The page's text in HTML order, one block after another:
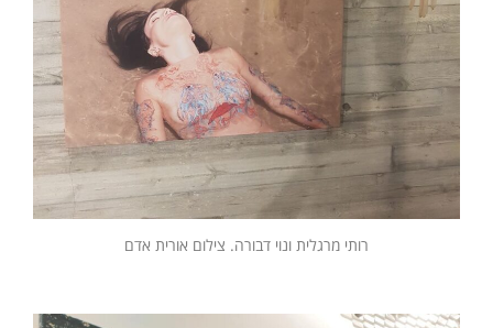
רותי מרגלית ונוי דבורה. צילום אורית אדם